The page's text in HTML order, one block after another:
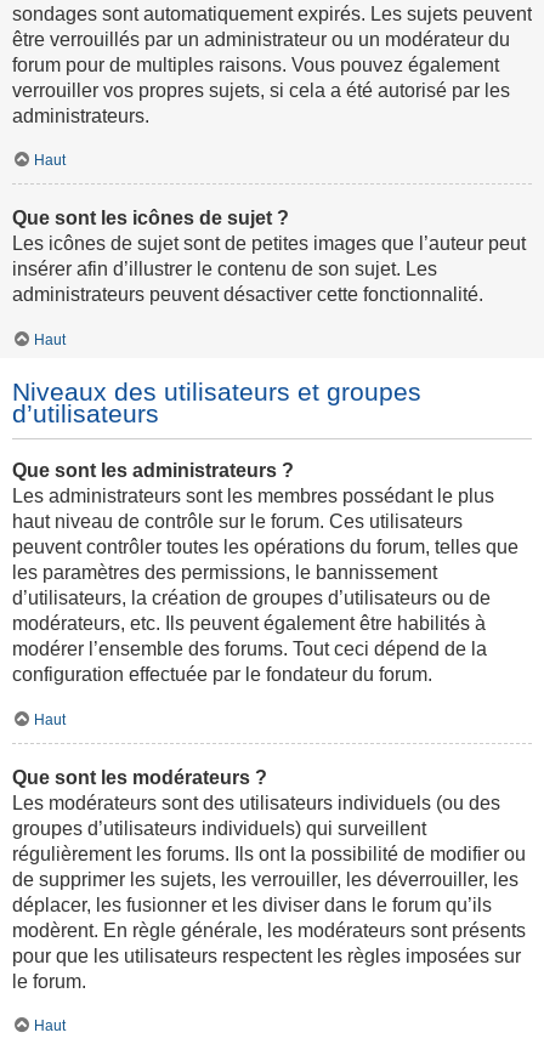
sondages sont automatiquement expirés. Les sujets peuvent
être verrouillés par un administrateur ou un modérateur du
forum pour de multiples raisons. Vous pouvez également
verrouiller vos propres sujets, si cela a été autorisé par les
administrateurs.
Haut
Que sont les icônes de sujet ?
Les icônes de sujet sont de petites images que l’auteur peut
insérer afin d’illustrer le contenu de son sujet. Les
administrateurs peuvent désactiver cette fonctionnalité.
Haut
Niveaux des utilisateurs et groupes
d’utilisateurs
Que sont les administrateurs ?
Les administrateurs sont les membres possédant le plus
haut niveau de contrôle sur le forum. Ces utilisateurs
peuvent contrôler toutes les opérations du forum, telles que
les paramètres des permissions, le bannissement
d’utilisateurs, la création de groupes d’utilisateurs ou de
modérateurs, etc. Ils peuvent également être habilités à
modérer l’ensemble des forums. Tout ceci dépend de la
configuration effectuée par le fondateur du forum.
Haut
Que sont les modérateurs ?
Les modérateurs sont des utilisateurs individuels (ou des
groupes d’utilisateurs individuels) qui surveillent
régulièrement les forums. Ils ont la possibilité de modifier ou
de supprimer les sujets, les verrouiller, les déverrouiller, les
déplacer, les fusionner et les diviser dans le forum qu’ils
modèrent. En règle générale, les modérateurs sont présents
pour que les utilisateurs respectent les règles imposées sur
le forum.
Haut